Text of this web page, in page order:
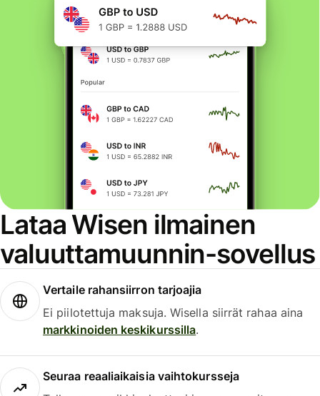
Lataa Wisen ilmainen
valuuttamuunnin-sovellus
Vertaile rahansiirron tarjoajia
Ei piilotettuja maksuja. Wisella siirrät rahaa aina
markkinoiden keskikurssilla.
Seuraa reaaliaikaisia vaihtokursseja